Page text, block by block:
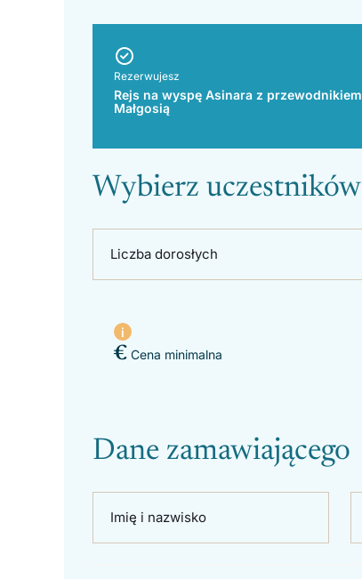
Rezerwujesz
Rejs na wyspę Asinara z przewodnikiem
Małgosią
Wybierz uczestników
Liczba dorosłych
€ Cena minimalna
Dane zamawiającego
Imię i nazwisko